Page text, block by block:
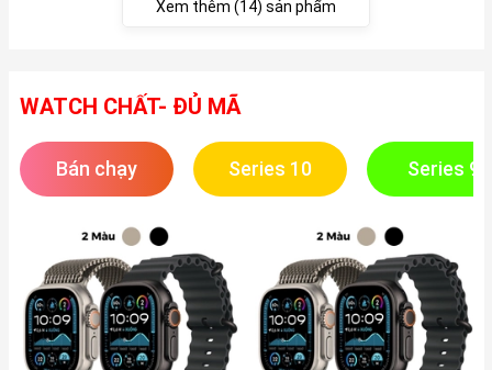
Xem thêm (14) sản phẩm
WATCH CHẤT- ĐỦ MÃ
Bán chạy Series 10 Series 9